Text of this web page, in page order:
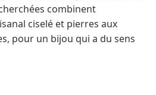
combinent
ciselé et pierres aux
pour un bijou qui a du sens